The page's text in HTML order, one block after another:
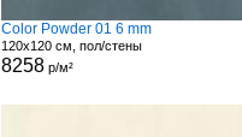
Color Powder 01 6 mm
120x120 см, пол/стены
8258р/м²